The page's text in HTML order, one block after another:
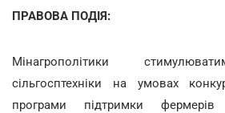
ПРАВОВА ПОДІЯ:
Мінагрополітики
сільгосптехніки на умовах
програми підтримки